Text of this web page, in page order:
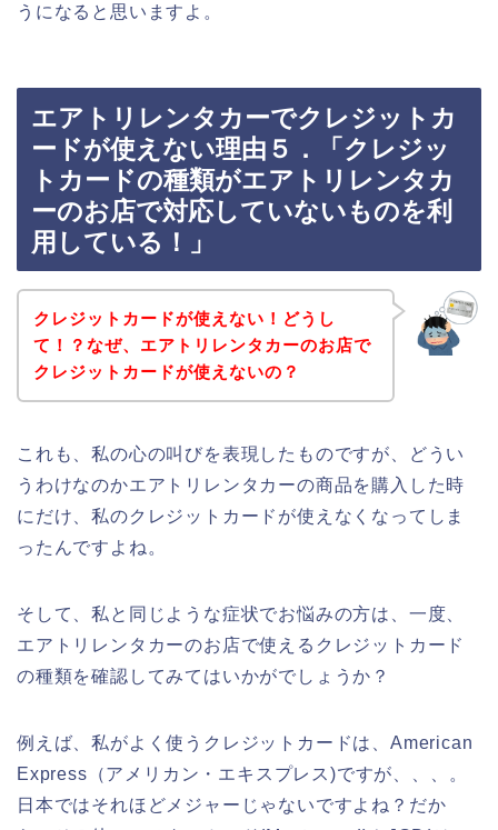
うになると思いますよ。
エアトリレンタカーでクレジットカ
ードが使えない理由５．「クレジッ
トカードの種類がエアトリレンタカ
ーのお店で対応していないものを利
用している！」
クレジットカードが使えない！どうし
て！？なぜ、エアトリレンタカーのお店で
クレジットカードが使えないの？
これも、私の心の叫びを表現したものですが、どうい
うわけなのかエアトリレンタカーの商品を購入した時
にだけ、私のクレジットカードが使えなくなってしま
ったんですよね。
そして、私と同じような症状でお悩みの方は、一度、
エアトリレンタカーのお店で使えるクレジットカード
の種類を確認してみてはいかがでしょうか？
例えば、私がよく使うクレジットカードは、American
Express（アメリカン・エキスプレス)ですが、、、。
日本ではそれほどメジャーじゃないですよね？だか